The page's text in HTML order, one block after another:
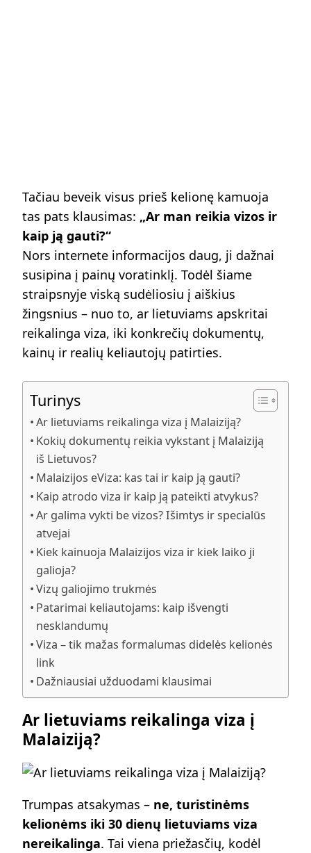
Tačiau beveik visus prieš kelionę kamuoja
tas pats klausimas: „Ar man reikia vizos ir
kaip ją gauti?“
Nors internete informacijos daug, ji dažnai
susipina į painų voratinklį. Todėl šiame
straipsnyje viską sudėliosiu į aiškius
žingsnius – nuo to, ar lietuviams apskritai
reikalinga viza, iki konkrečių dokumentų,
kainų ir realių keliautojų patirties.
Turinys
Ar lietuviams reikalinga viza į Malaiziją?
Kokių dokumentų reikia vykstant į Malaiziją
iš Lietuvos?
Malaizijos eViza: kas tai ir kaip ją gauti?
Kaip atrodo viza ir kaip ją pateikti atvykus?
Ar galima vykti be vizos? Išimtys ir specialūs
atvejai
Kiek kainuoja Malaizijos viza ir kiek laiko ji
galioja?
Vizų galiojimo trukmės
Patarimai keliautojams: kaip išvengti
nesklandumų
Viza – tik mažas formalumas didelės kelionės
link
Dažniausiai užduodami klausimai
Ar lietuviams reikalinga viza į
Malaiziją?
Trumpas atsakymas – ne, turistinėms
kelionėms iki 30 dienų lietuviams viza
nereikalinga. Tai viena priežasčių, kodėl